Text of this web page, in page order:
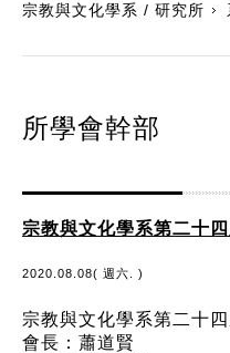
宗教與文化學系 / 研究所
所學會幹部
宗教與文化學系第二十
2020.08.08( 週六. )
宗教與文化學系第二十
會長：蕭道賢